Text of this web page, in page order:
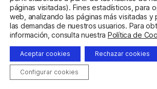
determino si el motivo actual es más
anterior o no. Tengo problemas con
del presente, Zyanya, por lo mismo, de
termino relacionándome con
con pasados fuertes y trastornos y
que son demasiado para mi persona
asimilar. Lo irónico es que en menos
páginas visitadas). Fines estadísticos, para
web, analizando las páginas más visitadas y
las demandas de nuestros usuarios. Para
información, consulta nuestra Política de
Aceptar cookies Rechazar cookies
Configurar cookies